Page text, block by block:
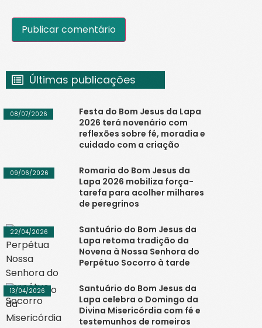
Últimas publicações
Festa do Bom Jesus da Lapa
2026 terá novenário com
reflexões sobre fé, moradia e
cuidado com a criação
08/07/2026
Romaria do Bom Jesus da
Lapa 2026 mobiliza força-
tarefa para acolher milhares
de peregrinos
09/06/2026
Santuário do Bom Jesus da
Lapa retoma tradição da
Novena à Nossa Senhora do
Perpétuo Socorro à tarde
22/04/2026
Santuário do Bom Jesus da
Lapa celebra o Domingo da
Divina Misericórdia com fé e
testemunhos de romeiros
13/04/2026